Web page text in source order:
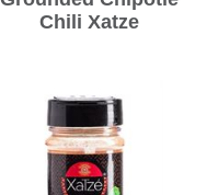
Chili Xatze